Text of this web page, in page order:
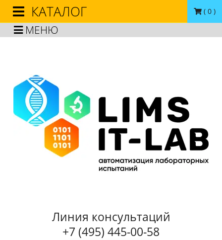
МЕНЮ
( 0 )
Линия консультаций
+7 (495) 445-00-58
КАТАЛОГ